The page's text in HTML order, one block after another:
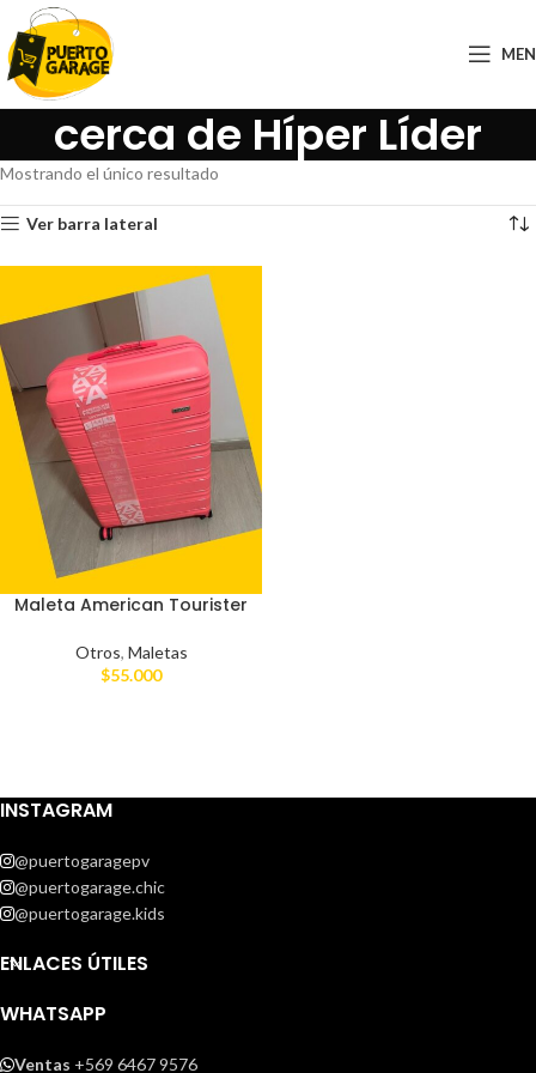
cerca de Híper Líder
Mostrando el único resultado
Ver barra lateral
Maleta American Tourister
Otros, Maletas
$55.000
INSTAGRAM
@puertogaragepv
@puertogarage.chic
@puertogarage.kids
ENLACES ÚTILES
WHATSAPP
Ventas +569 6467 9576